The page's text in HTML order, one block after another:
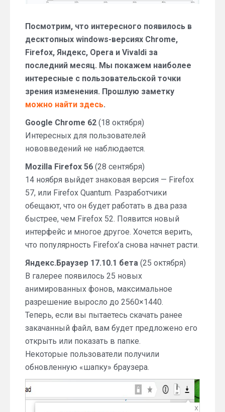
Посмотрим, что интересного появилось в
десктопных windows-версиях Chrome,
Firefox, Яндекс, Opera и Vivaldi за
последний месяц. Мы покажем наиболее
интересные с пользовательской точки
зрения изменения. Прошлую заметку
можно найти здесь.
Google Chrome 62 (18 октября)
Интересных для пользователей
нововведений не наблюдается.
Mozilla Firefox 56 (28 сентября)
14 ноября выйдет знаковая версия — Firefox
57, или Firefox Quantum. Разработчики
обещают, что он будет работать в два раза
быстрее, чем Firefox 52. Появится новый
интерфейс и многое другое. Хочется верить,
что популярность Firefox’a снова начнет расти.
Яндекс.Браузер 17.10.1 бета (25 октября)
В галерее появилось 25 новых
анимированных фонов, максимальное
разрешение выросло до 2560×1440.
Теперь, если вы пытаетесь скачать ранее
закачанный файл, вам будет предложено его
открыть или показать в папке.
Некоторые пользователи получили
обновленную «шапку» браузера.